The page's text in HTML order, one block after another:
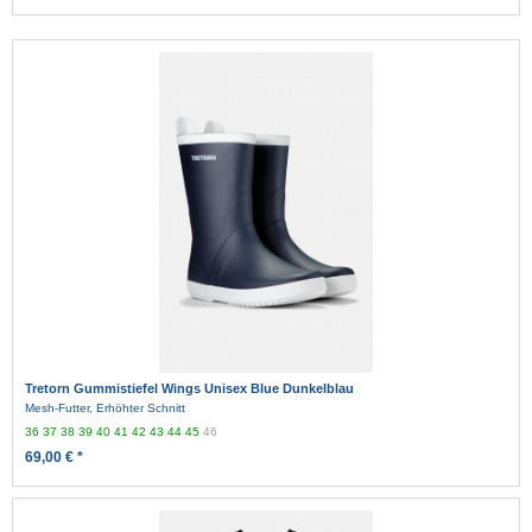
Tretorn Gummistiefel Wings Unisex Blue Dunkelblau
Mesh-Futter, Erhöhter Schnitt
3637383940414243444546
69,00 € *